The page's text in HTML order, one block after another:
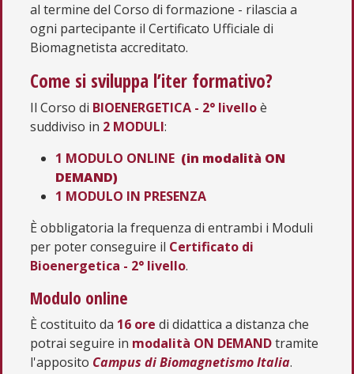
al termine del Corso di formazione - rilascia a
ogni partecipante il Certificato Ufficiale di
Biomagnetista accreditato.
Come si sviluppa l’iter formativo?
Il Corso di BIOENERGETICA - 2° livelloè
suddiviso in 2 MODULI:
1 MODULO ONLINE (in modalità ON
DEMAND)
1 MODULO IN PRESENZA
È obbligatoria la frequenza di entrambi i Moduli
per poter conseguire il Certificato di
Bioenergetica - 2° livello.
Modulo online
È costituito da 16 ore di didattica a distanza che
potrai seguire in modalità ON DEMANDtramite
l'apposito Campus di Biomagnetismo Italia.